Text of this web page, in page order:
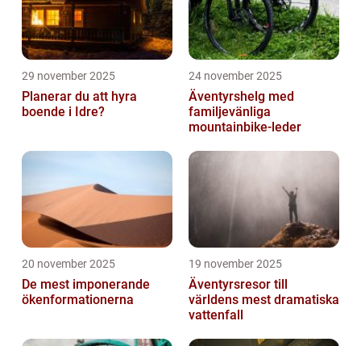
29 november 2025
Planerar du att hyra
boende i Idre?
24 november 2025
Äventyrshelg med
familjevänliga
mountainbike-leder
20 november 2025
De mest imponerande
ökenformationerna
19 november 2025
Äventyrsresor till
världens mest dramatiska
vattenfall